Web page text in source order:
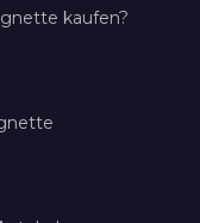
kaufen?